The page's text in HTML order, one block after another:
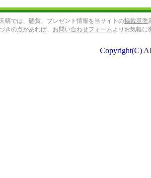
晴では、懸賞、プレゼント情報を当サイトの掲載基準
きの点があれば、 お問い合わせフォームよりお気軽に
Copyright(C)